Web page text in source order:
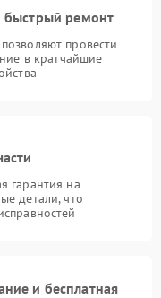
быстрый ремонт
провести
в кратчайшие
гарантия на
детали, что
и бесплатная